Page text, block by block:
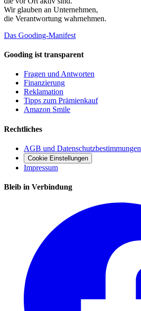
Wir glauben an Unternehmen,
die Verantwortung wahrnehmen.
Das Gooding-Manifest
Gooding ist transparent
Fragen und Antworten
Finanzierung
Reklamation
Tipps zum Prämienkauf
Amazon Smile
Rechtliches
AGB und Datenschutzbestimmungen
Cookie Einstellungen
Impressum
Bleib in Verbindung